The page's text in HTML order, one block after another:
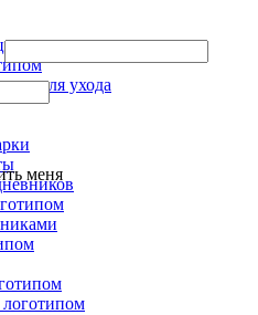
для ухода
меня